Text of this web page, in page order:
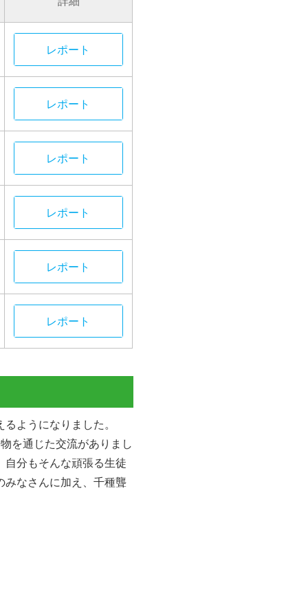
レポート
レポート
レポート
レポート
レポート
レポート
ようになりました。
を通じた交流がありまし
分もそんな頑張る生徒
みなさんに加え、千種聾